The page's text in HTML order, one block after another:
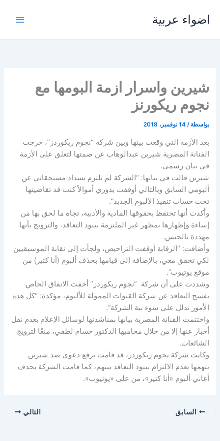
اضواء عربية
شيرين واسرار ازمة البومها مع
نجوم ريكورنز
بواسطة /14 نوفمبر، 2018
بعد الأزمة التي وقعت بينها وبين شركة “نجوم ريكوردز”، خرجت
الفنانة المصرية شيرين عبدالوهاب عن صمتها لتعلق على الأزمة
في بيان رسمي.
شيرين قالت في بيانها: “الشركة لم تلتزم بسداد مستحقاتي عن
ألبومي السابق وبالتالي أوقفت بدوري أموالاً كنت قد تقاضيتها
تحت حساب تنفيذ الألبوم الجديد”.
وأكدت أنها تحتفظ بحقوقها المادية والأدبية، تجاه ما لحق بها من
إساءة وإظهارها بمظهر غير الملتزمة ببنود التعاقد، والترويج بأنها
مهددة بالحبس.
وأضافت: “الرقابة أوقفت التراخيص، ولجأت إلى نقابة الموسيقيين
لكي تحقق معي، بالإضافة إلى قيامها بحذف ألبوم (أنا كتير) من
موقع يوتيوب”.
وشددت على أن شركة ”نجوم ريكوردز” أخفت الاتفاق الخاص
بفسخ التعاقد عن شركة القنوات الممولة للألبوم، مؤكدة: “كل هذه
الأمور تدلل على سوء نية الشركة”.
واختتمت الفنانة المصرية بيانها بمناشدتها لوسائل الإعلام بعدم نقل
أخبار عنها إلا من خلال محاميها الدكتور حسام لطفي، منعًا لترويج
الشائعات.
وكانت شركة نجوم ريكوردز، قد قامت برفع دعوى ضد شيرين
تتهمها بعدم الالتزام ببنود التعاقد بينهم، كما قامت الشركة بحذف
أغاني ألبوم «أنا كتير»، من على «يوتيوب».
السابق التالي